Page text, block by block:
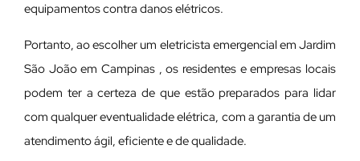
equipamentos contra danos elétricos.
Portanto, ao escolher um eletricista emergencial em Jardim
São João em Campinas , os residentes e empresas locais
podem ter a certeza de que estão preparados para lidar
com qualquer eventualidade elétrica, com a garantia de um
atendimento ágil, eficiente e de qualidade.